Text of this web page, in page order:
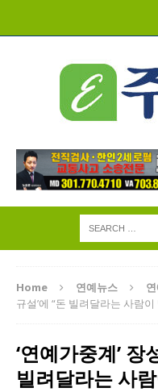
Home 연예뉴스
규설’에 “돈 빌려달라는 사람
‘연예가중계’ 장
빌려달라는 사